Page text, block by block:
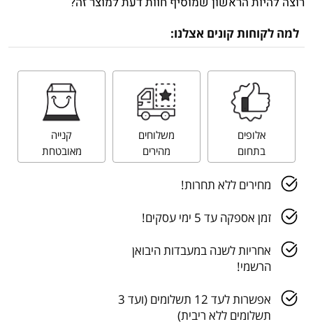
למה לקוחות קונים אצלנו:
אלופים
בתחום
משלוחים
מהירים
קנייה
מאובטחת
מחירים ללא תחרות!
זמן אספקה עד 5 ימי עסקים!
אחריות לשנה במעבדות היבואן
הרשמי!
אפשרות לעד 12 תשלומים (ועד 3
תשלומים ללא ריבית)